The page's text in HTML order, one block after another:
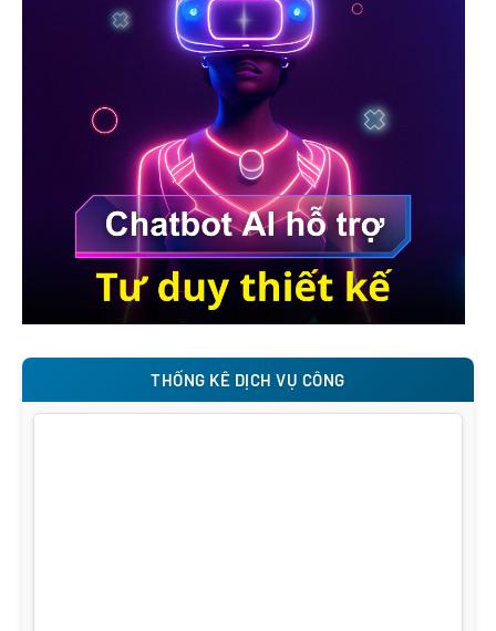
THỐNG KÊ DỊCH VỤ CÔNG